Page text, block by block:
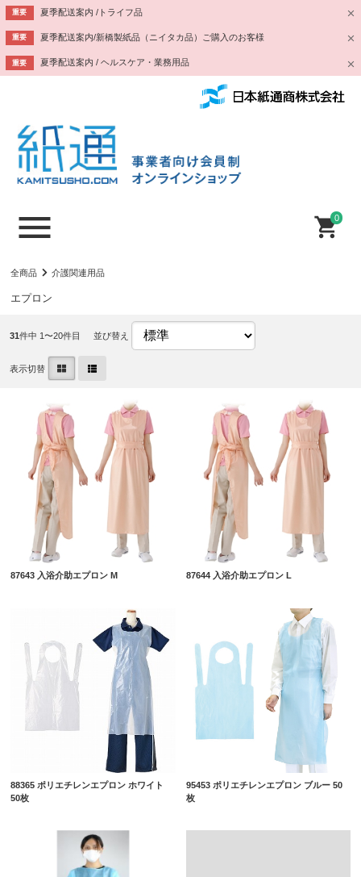
重要 夏季配送案内 /トライフ品
重要 夏季配送案内/新橋製紙品（ニイタカ品）ご購入のお客様
重要 夏季配送案内 / ヘルスケア・業務用品
0
全商品 介護関連用品
エプロン
31件中 1〜20件目 並び替え
表示切替
87643 入浴介助エプロン M 87644 入浴介助エプロン L
88365 ポリエチレンエプロン ホワイト
50枚
95453 ポリエチレンエプロン ブルー 50
枚